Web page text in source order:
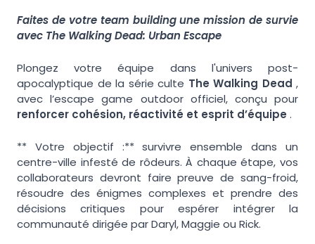
Faites de votre team building une mission de survie
avec The Walking Dead: Urban Escape
Plongez votre équipe dans l'univers post-
apocalyptique de la série culte The Walking Dead ,
avec l’escape game outdoor officiel, conçu pour
renforcer cohésion, réactivité et esprit d’équipe .
** Votre objectif :** survivre ensemble dans un
centre-ville infesté de rôdeurs. À chaque étape, vos
collaborateurs devront faire preuve de sang-froid,
résoudre des énigmes complexes et prendre des
décisions critiques pour espérer intégrer la
communauté dirigée par Daryl, Maggie ou Rick.